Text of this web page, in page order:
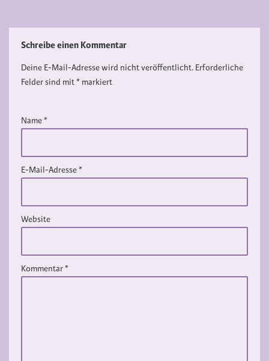
Schreibe einen Kommentar
Deine E-Mail-Adresse wird nicht veröffentlicht. Erforderliche
Felder sind mit* markiert
Name*
E-Mail-Adresse*
Website
Kommentar*